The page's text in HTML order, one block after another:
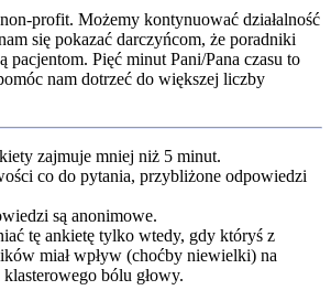
profit. Możemy kontynuować działalność
się pokazać darczyńcom, że poradniki
pacjentom. Pięć minut Pani/Pana czasu to
nam dotrzeć do większej liczby
zajmuje mniej niż 5 minut.
co do pytania, przybliżone odpowiedzi
są anonimowe.
tę ankietę tylko wtedy, gdy któryś z
miał wpływ (choćby niewielki) na
klasterowego bólu głowy.